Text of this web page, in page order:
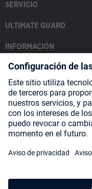
SERVICIO
ULTIMATE GUARD
INFORMACIÓN
SOCIAL MEDIA
Payment Methods
Shipping